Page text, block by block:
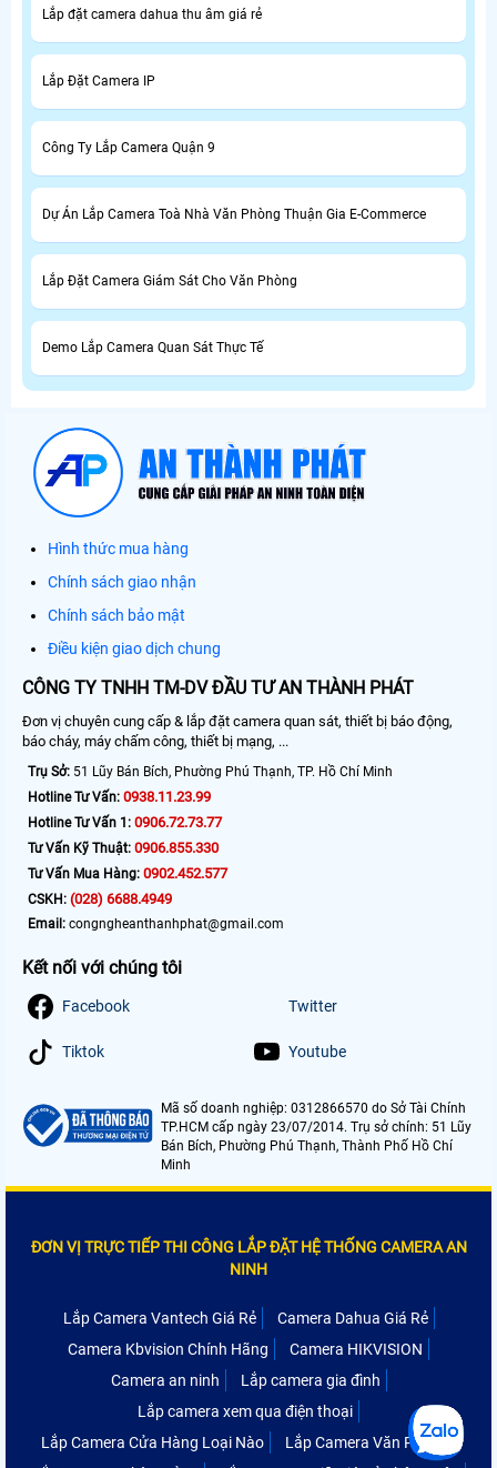
Lắp đặt camera dahua thu âm giá rẻ
Lắp Đặt Camera IP
Công Ty Lắp Camera Quận 9
Dự Án Lắp Camera Toà Nhà Văn Phòng Thuận Gia E-Commerce
Lắp Đặt Camera Giám Sát Cho Văn Phòng
Demo Lắp Camera Quan Sát Thực Tế
Hình thức mua hàng
Chính sách giao nhận
Chính sách bảo mật
Điều kiện giao dịch chung
CÔNG TY TNHH TM-DV ĐẦU TƯ AN THÀNH PHÁT
Đơn vị chuyên cung cấp & lắp đặt camera quan sát, thiết bị báo động,
báo cháy, máy chấm công, thiết bị mạng, ...
Trụ Sở: 51 Lũy Bán Bích, Phường Phú Thạnh, TP. Hồ Chí Minh
Hotline Tư Vấn: 0938.11.23.99
Hotline Tư Vấn 1: 0906.72.73.77
Tư Vấn Kỹ Thuật: 0906.855.330
Tư Vấn Mua Hàng: 0902.452.577
CSKH: (028) 6688.4949
Email: congngheanthanhphat@gmail.com
Kết nối với chúng tôi
Facebook Twitter
Tiktok Youtube
Mã số doanh nghiệp: 0312866570 do Sở Tài Chính
TP.HCM cấp ngày 23/07/2014. Trụ sở chính: 51 Lũy
Bán Bích, Phường Phú Thạnh, Thành Phố Hồ Chí
Minh
ĐƠN VỊ TRỰC TIẾP THI CÔNG LẮP ĐẶT HỆ THỐNG CAMERA AN
NINH
Lắp Camera Vantech Giá Rẻ
Camera Dahua Giá Rẻ
Camera Kbvision Chính Hãng
Camera HIKVISION
Camera an ninh
Lắp camera gia đình
Lắp camera xem qua điện thoại
Lắp Camera Cửa Hàng Loại Nào
Lắp Camera Văn Phòng